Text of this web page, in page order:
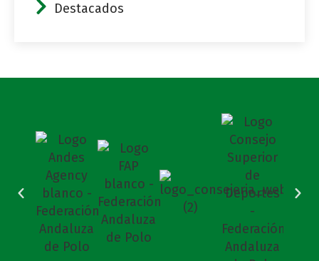
Destacados